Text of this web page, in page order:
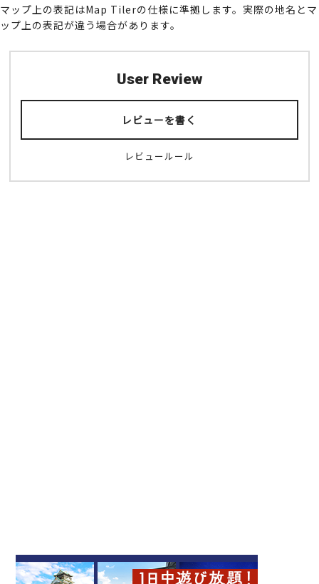
マップ上の表記はMap Tilerの仕様に準拠します。実際の地名とマ
ップ上の表記が違う場合があります。
User Review
レビューを書く
レビュールール